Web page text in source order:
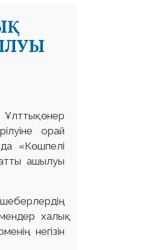
өнер
орай
«Көшпелі
ашылуы
халық
негізін